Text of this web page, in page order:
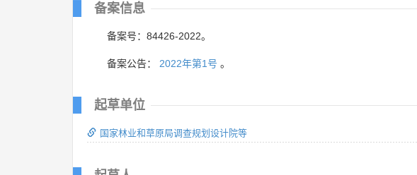
备案信息
备案号：84426-2022。
备案公告： 2022年第1号 。
起草单位
国家林业和草原局调查规划设计院等